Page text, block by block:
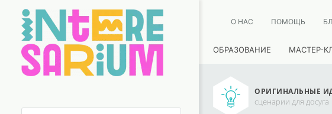
О НАС ПОМОЩЬ
ОБРАЗОВАНИЕ МАСТЕР-
ОРИГИНАЛЬНЫЕ
сценарии для досуга